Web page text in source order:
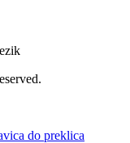
do preklica